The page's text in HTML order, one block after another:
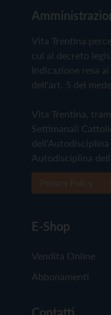
Vita Trentina
cui al decreto
Indicazione resa
dell'art. 5 del
Vita Trentina,
Settimanali
Autodisciplina
E-Shop
Vendita Online
Abbonamenti
Contatti